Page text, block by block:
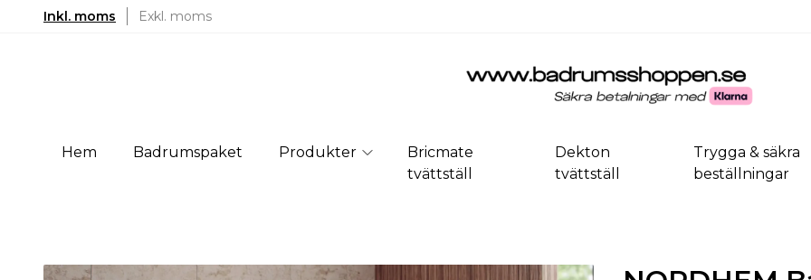
Inkl. moms Exkl. moms
Hem Badrumspaket Produkter
Bricmate
tvättställ
Dekton
tvättställ
Trygga & säkra
beställningar